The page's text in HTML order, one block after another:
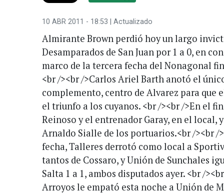
10 ABR 2011 - 18:53 | Actualizado
Almirante Brown perdió hoy un largo
Desamparados de San Juan por 1 a 0, en
marco de la tercera fecha del Nonagonal
<br /><br />Carlos Ariel Barth anotó el
complemento, centro de Alvarez para que
el triunfo a los cuyanos. <br /><br />En el
Reinoso y el entrenador Garay, en el local,
Arnaldo Sialle de los portuarios.<br /><br /
fecha, Talleres derrotó como local a
tantos de Cossaro, y Unión de Sunchales
Salta 1 a 1, ambos disputados ayer. <br /
Arroyos le empató esta noche a Unión de